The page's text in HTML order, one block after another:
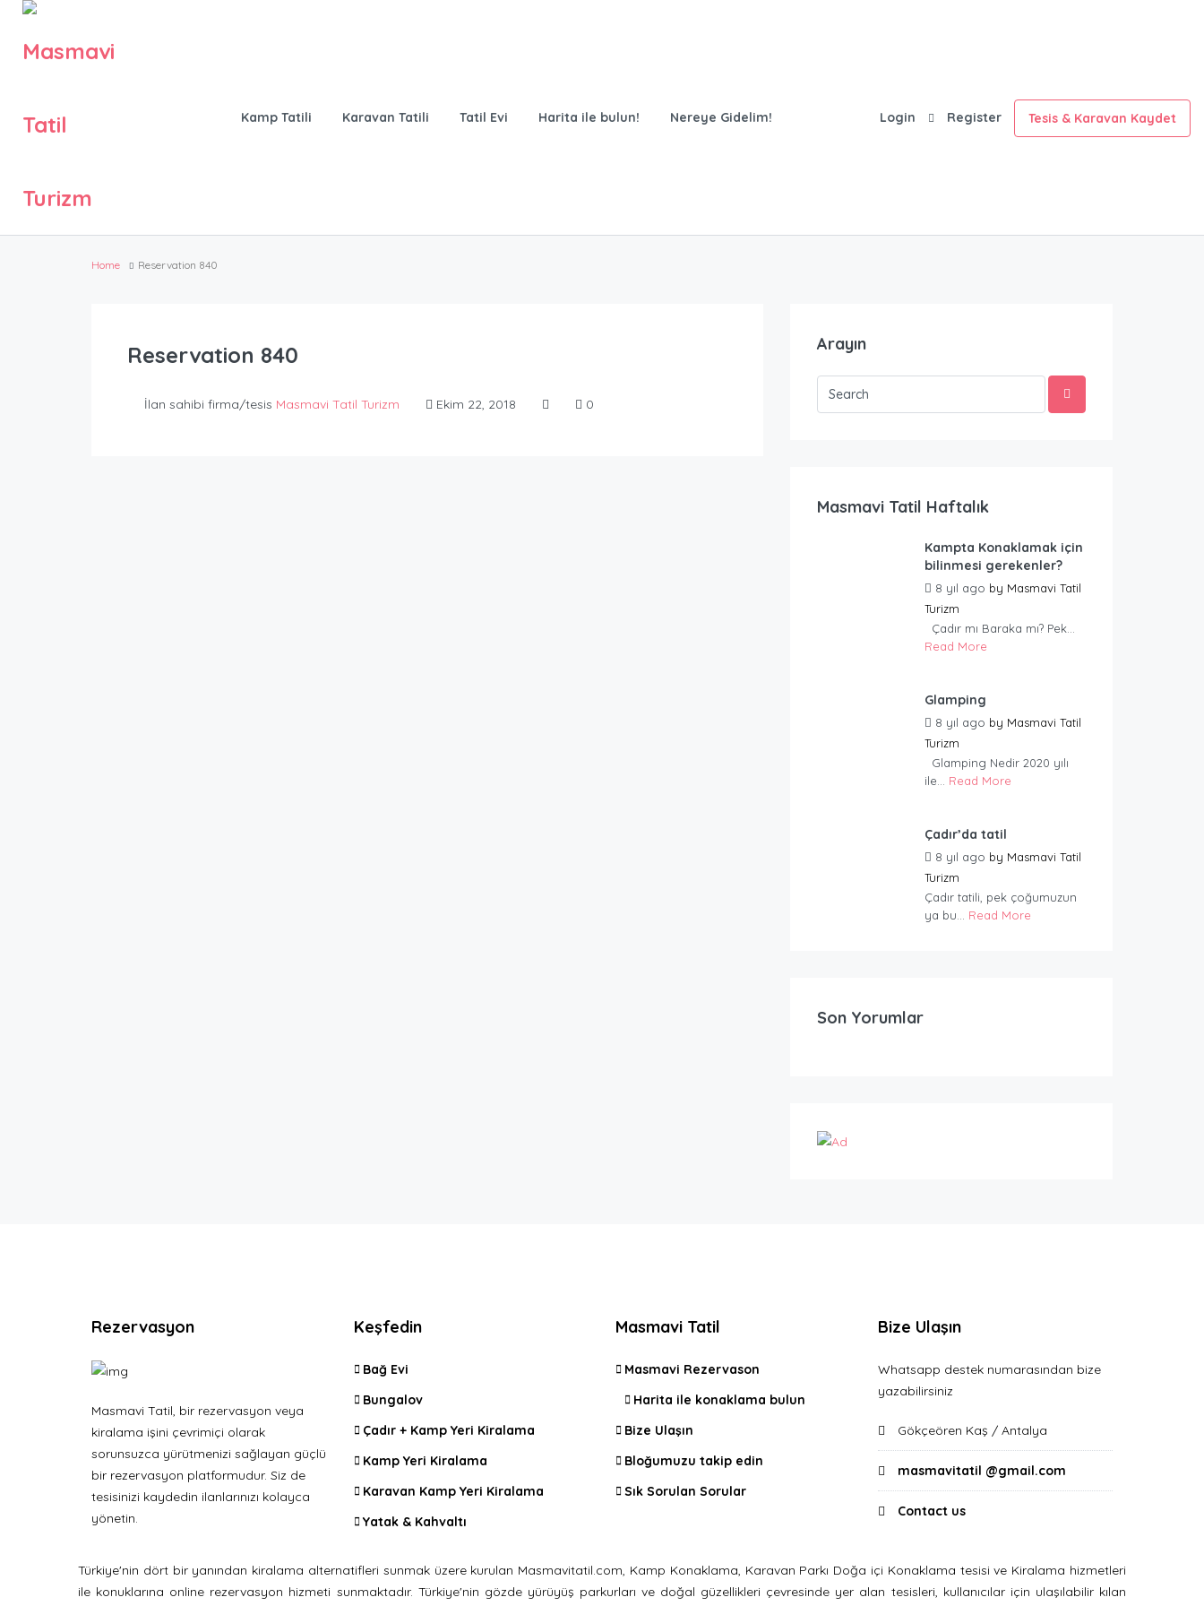
Kamp Tatili Karavan Tatili Tatil Evi Harita ile bulun! Nereye Gidelim! Login Register Tesis & Karavan Kaydet
Home Reservation 840
Reservation 840
İlan sahibi firma/tesis Masmavi Tatil Turizm Ekim 22, 2018 0
Arayın
Masmavi Tatil Haftalık
Kampta Konaklamak için
bilinmesi gerekenler?
8 yıl ago by Masmavi Tatil
Turizm
Çadır mı Baraka mı? Pek...
Read More
Glamping
8 yıl ago by Masmavi Tatil
Turizm
Glamping Nedir 2020 yılı
ile... Read More
Çadır’da tatil
8 yıl ago by Masmavi Tatil
Turizm
Çadır tatili, pek çoğumuzun
ya bu... Read More
Son Yorumlar
Rezervasyon
Masmavi Tatil, bir rezervasyon veya
kiralama işini çevrimiçi olarak
sorunsuzca yürütmenizi sağlayan güçlü
bir rezervasyon platformudur. Siz de
tesisinizi kaydedin ilanlarınızı kolayca
yönetin.
Keşfedin
Bağ Evi
Bungalov
Çadır + Kamp Yeri Kiralama
Kamp Yeri Kiralama
Karavan Kamp Yeri Kiralama
Yatak & Kahvaltı
Masmavi Tatil
Masmavi Rezervason
Harita ile konaklama bulun
Bize Ulaşın
Bloğumuzu takip edin
Sık Sorulan Sorular
Bize Ulaşın
Whatsapp destek numarasından bize
yazabilirsiniz
Gökçeören Kaş / Antalya
masmavitatil @gmail.com
Contact us
Türkiye'nin dört bir yanından kiralama alternatifleri sunmak üzere kurulan Masmavitatil.com, Kamp Konaklama, Karavan Parkı Doğa içi Konaklama tesisi ve Kiralama hizmetleri
ile konuklarına online rezervasyon hizmeti sunmaktadır. Türkiye'nin gözde yürüyüş parkurları ve doğal güzellikleri çevresinde yer alan tesisleri, kullanıcılar için ulaşılabilir kılan